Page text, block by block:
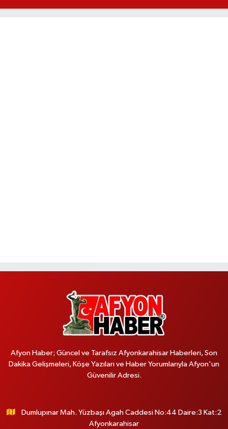
Afyon Haber; Güncel ve Tarafsız Afyonkarahisar Haberleri, Son
Dakika Gelişmeleri, Köşe Yazıları ve Haber Yorumlarıyla Afyon'un
Güvenilir Adresi.
Dumlupınar Mah. Yüzbaşı Agah Caddesi No:44 Daire:3 Kat:2
Afyonkarahisar